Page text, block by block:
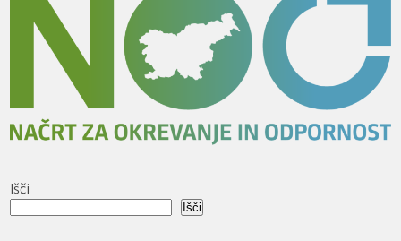
Išči
Išči